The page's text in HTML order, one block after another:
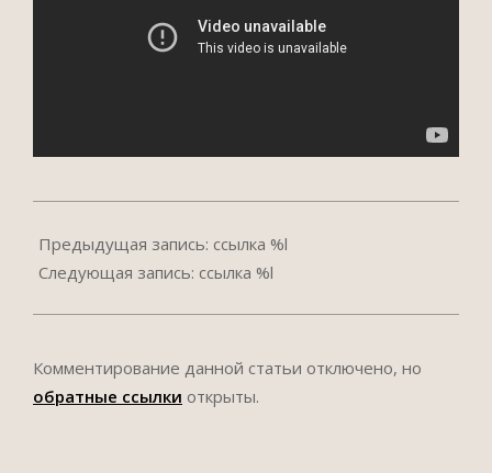
12-
24
Предыдущая запись: ссылка %l
Следующая запись: ссылка %l
Комментирование данной статьи отключено, но
обратные ссылки открыты.